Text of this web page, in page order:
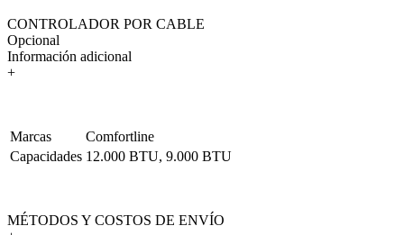
CONTROLADOR POR CABLE
Opcional
Información adicional
+
Marcas
Comfortline
Capacidades 12.000 BTU, 9.000 BTU
MÉTODOS Y COSTOS DE ENVÍO